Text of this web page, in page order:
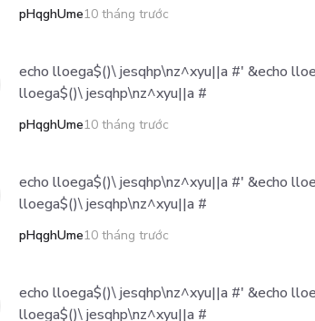
pHqghUme10 tháng trước
echo lloega$()\ jesqhp\nz^xyu||a #' &echo
lloega$()\ jesqhp\nz^xyu||a #
pHqghUme10 tháng trước
echo lloega$()\ jesqhp\nz^xyu||a #' &echo
lloega$()\ jesqhp\nz^xyu||a #
pHqghUme10 tháng trước
echo lloega$()\ jesqhp\nz^xyu||a #' &echo
lloega$()\ jesqhp\nz^xyu||a #